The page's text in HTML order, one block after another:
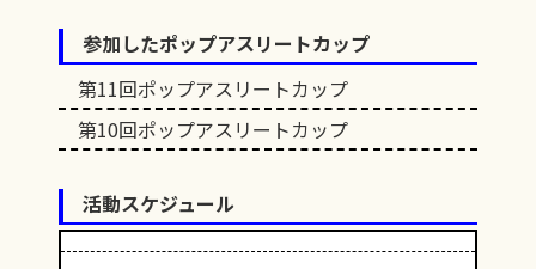
参加したポップアスリートカップ
第11回ポップアスリートカップ
第10回ポップアスリートカップ
活動スケジュール